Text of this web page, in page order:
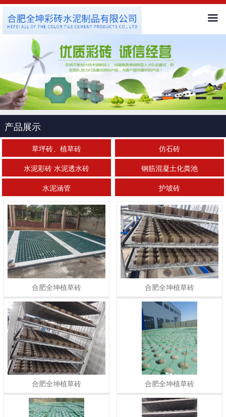
首页
公司简介
新闻中心
客户服务
工程案例
人才招聘
联系我们
产品展示
草坪砖、植草砖
仿石砖
水泥彩砖 水泥透水砖
钢筋混凝土化粪池
水泥涵管
护坡砖
合肥全坤植草砖 合肥全坤植草砖
合肥全坤植草砖 合肥全坤植草砖